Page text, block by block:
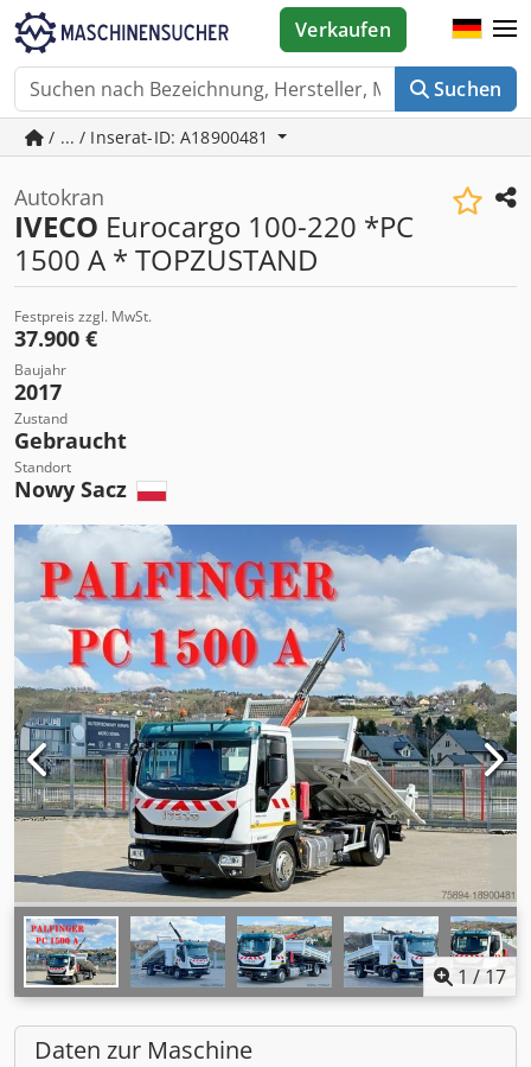
Suchen
Verkaufen
/ ... / Inserat-ID: A18900481
Autokran
IVECO Eurocargo 100-220 *PC
1500 A * TOPZUSTAND
Festpreis zzgl. MwSt.
37.900 €
Baujahr
2017
Zustand
Gebraucht
Standort
Nowy Sacz
1 / 17
Daten zur Maschine